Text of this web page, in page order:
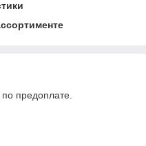
предоплате.